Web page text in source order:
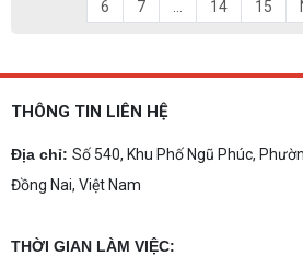
6
7 14 15
THÔNG TIN LIÊN HỆ
Địa chỉ: Số 540, Khu Phố Ngũ Phúc,
Đồng Nai, Việt Nam
THỜI GIAN LÀM VIỆC: